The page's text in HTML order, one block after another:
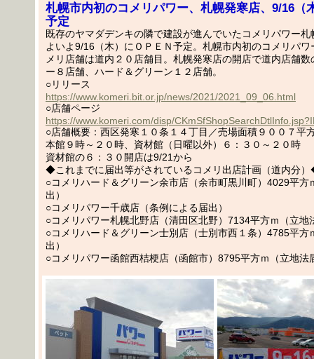
札幌市内初のコメリパワー、札幌発寒店、9/16（
予定
既存のヤマダデンキの隣で建設が進んでいたコメリパワー
よいよ9/16（木）にＯＰＥＮ予定。札幌市内初のコメリパワ
メリ店舗は道内２０店舗目。札幌発寒店の開店で道内店舗
ー８店舗、ハード＆グリーン１２店舗。
○リリース
https://www.komeri.bit.or.jp/news/2021/2021_09_06.html
○店舗ページ
https://www.komeri.com/disp/
○店舗概要：西区発寒１０条１４丁目／売場面積９００７平
本館９時～２０時、資材館（日曜以外）６：３０～２０時
資材館の６：３０開店は9/21から
◆これまでに届出等がされているコメリ出店計画（道内分
○コメリハード＆グリーン余市店（余市町黒川町）4029平方
出）
○コメリパワー千歳店（条例による届出）
○コメリパワー札幌北野店（清田区北野）7134平方ｍ（立地
○コメリハード＆グリーン士別店（士別市西１条）4785平方
出）
○コメリパワー函館西桔梗店（函館市）8795平方ｍ（立地法